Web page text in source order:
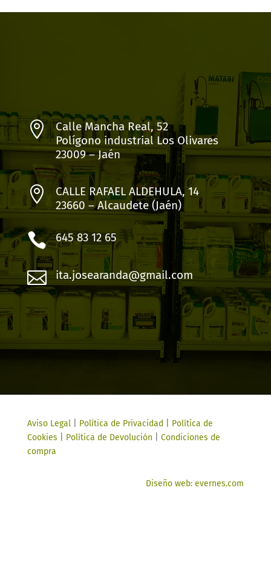

Calle Mancha Real, 52
Polígono industrial Los Olivares
23009 – Jaén

CALLE RAFAEL ALDEHULA, 14
23660 – Alcaudete (Jaén)
 645 83 12 65
 ita.josearanda@gmail.com
Aviso Legal| Política de Privacidad
Política de
Cookies
Política de Devolución
Condiciones de
compra
Diseño web: evernes.com